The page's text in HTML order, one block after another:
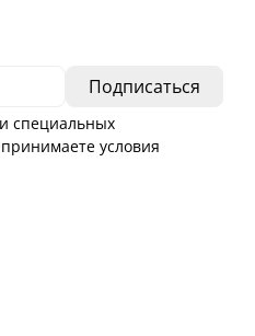
специальных
условия